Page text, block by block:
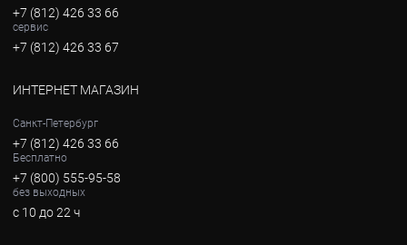
+7 (812) 426 33 66
сервис
+7 (812) 426 33 67
ИНТЕРНЕТ МАГАЗИН
Санкт-Петербург
+7 (812) 426 33 66
Бесплатно
+7 (800) 555-95-58
без выходных
с 10 до 22 ч